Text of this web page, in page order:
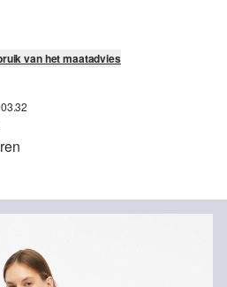
van het maatadvies
werkdagen verzonden door Post